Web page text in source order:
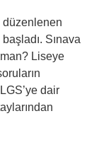
düzenlenen
Sınava
Liseye
dair